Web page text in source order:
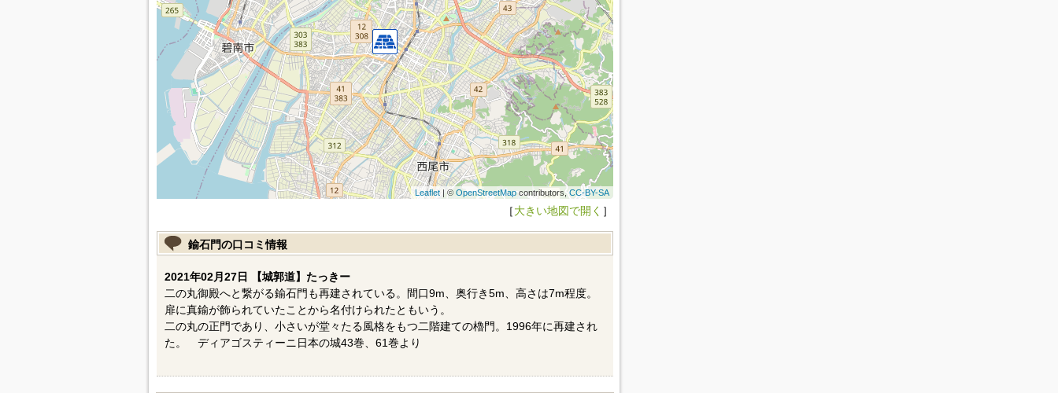
Leaflet| © OpenStreetMapcontributors,CC-BY-SA
［大きい地図で開く ］
鍮石門の口コミ情報
2021年02月27日 【城郭道】たっきー
二の丸御殿へと繋がる鍮石門も再建されている。間口9m、奥行き5m、高さは7m程度。
扉に真鍮が飾られていたことから名付けられたともいう。
二の丸の正門であり、小さいが堂々たる風格をもつ二階建ての櫓門。1996年に再建され
た。 ディアゴスティーニ日本の城43巻、61巻より